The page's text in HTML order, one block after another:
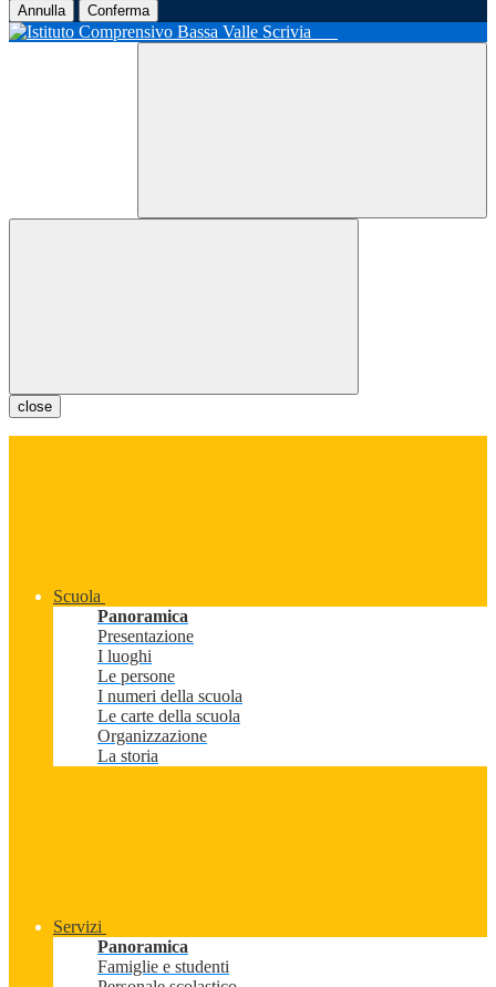
Annulla Conferma
close
Scuola
Panoramica
Presentazione
I luoghi
Le persone
I numeri della scuola
Le carte della scuola
Organizzazione
La storia
Servizi
Panoramica
Famiglie e studenti